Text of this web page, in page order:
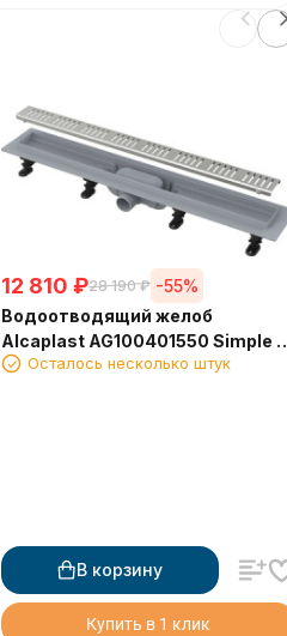
12 810 ₽28 190 ₽ -55%
Водоотводящий желоб
Alcaplast AG100401550 Simple с
порогами для
Осталось несколько штук
В корзину
Купить в 1 клик